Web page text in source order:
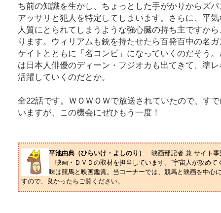
ち前の知識を生かし、ちょっとした手がかりからズ
アッサリと犯人を特定してしまいます。さらに、平
人質にとられてしまうような強心臓の持ち主ですか
ります。ウィリアムも銃を持たせたら百発百中の名
ケイトとともに「名コンビ」になっていくのだそう
は日本人俳優のディーン・フジオカも出てきて、準
活躍していくのだとか。
全22話です。ＷＯＷＯＷで放送されていたので、す
いますが、この機会にぜひもう一度！
平池由典（ひらいけ・よしのり） 映画部記者 兼 サイト
映画・ＤＶＤの取材を担当しています。“宇宙人が攻めて
味は競馬と映画鑑賞。当コーナーでは、競馬と映画を中心
すので、良かったらご覧ください。